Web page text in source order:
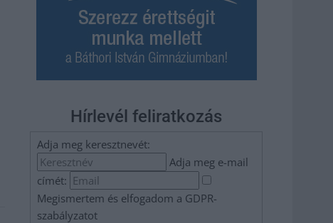
Hírlevél feliratkozás
Adja meg keresztnevét:
Adja meg e-mail
címét:
Megismertem és elfogadom a GDPR-
szabályzatot